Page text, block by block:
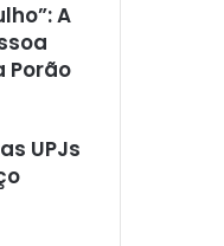
A
Porão
UPJs